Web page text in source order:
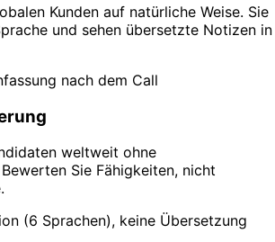
Kunden auf natürliche Weise. Sie
und sehen übersetzte Notizen in
nach dem Call
weltweit ohne
Sie Fähigkeiten, nicht
(6 Sprachen), keine Übersetzung